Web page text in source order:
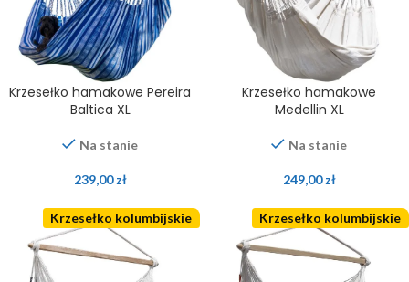
Krzesełko hamakowe Pereira
Baltica XL
Na stanie
239,00zł
Krzesełko hamakowe
Medellin XL
Na stanie
249,00zł
Krzesełko kolumbijskie Krzesełko kolumbijskie